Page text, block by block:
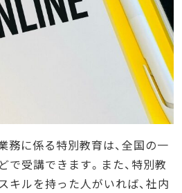
務に係る特別教育は、全国の一
受講できます。また、特別教
キルを持った人がいれば、社内